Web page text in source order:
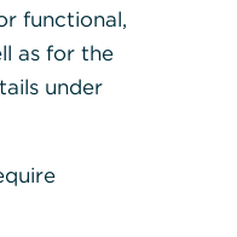
functional,
as for the
under